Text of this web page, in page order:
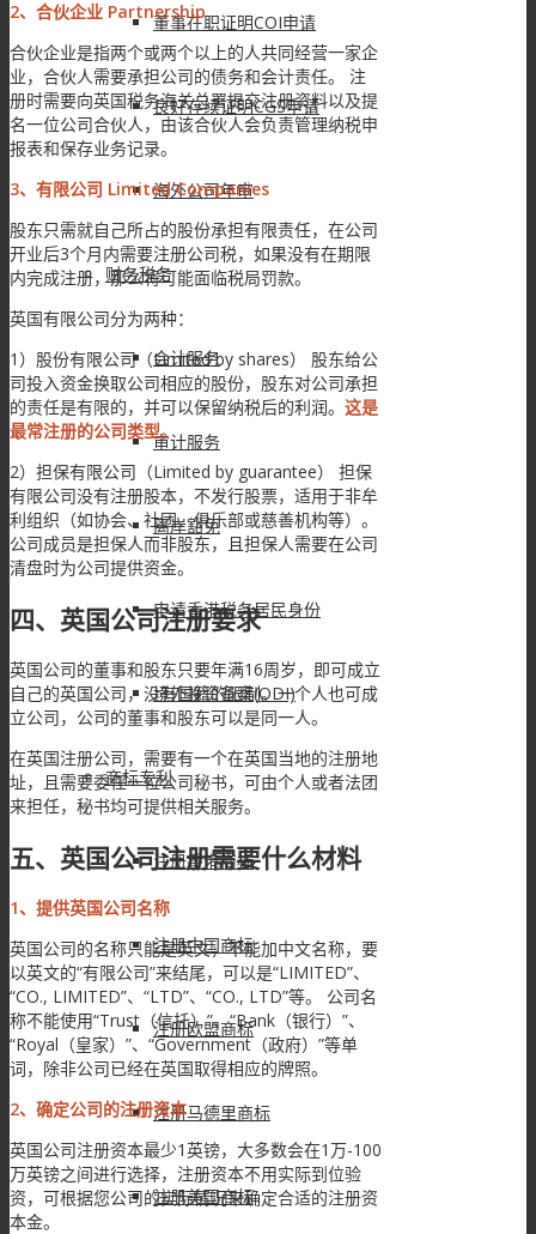
董事在职证明COI申请
良好存续证明CGS申请
海外公司年审
财务税务
会计服务
审计服务
离岸豁免
申请香港税务居民身份
境外投资备案(ODI)
商标专利
注册香港商标
注册中国商标
注册欧盟商标
注册马德里商标
注册美国商标
2、合伙企业 Partnership
合伙企业是指两个或两个以上的人共同经营一家企
业，合伙人需要承担公司的债务和会计责任。 注
册时需要向英国税务海关总署提交注册资料以及提
名一位公司合伙人，由该合伙人会负责管理纳税申
报表和保存业务记录。
3、有限公司 Limited Companies
股东只需就自己所占的股份承担有限责任，在公司
开业后3个月内需要注册公司税，如果没有在期限
内完成注册，那么将可能面临税局罚款。
英国有限公司分为两种：
1）股份有限公司（Limited by shares） 股东给公
司投入资金换取公司相应的股份，股东对公司承担
的责任是有限的，并可以保留纳税后的利润。 这是
最常注册的公司类型。
2）担保有限公司（Limited by guarantee） 担保
有限公司没有注册股本，不发行股票，适用于非牟
利组织（如协会、社团、俱乐部或慈善机构等）。
公司成员是担保人而非股东，且担保人需要在公司
清盘时为公司提供资金。
四、英国公司注册要求
英国公司的董事和股东只要年满16周岁，即可成立
自己的英国公司，没有国籍的限制。一个人也可成
立公司，公司的董事和股东可以是同一人。
在英国注册公司，需要有一个在英国当地的注册地
址，且需要委任一位公司秘书，可由个人或者法团
来担任，秘书均可提供相关服务。
五、英国公司注册需要什么材料
1、提供英国公司名称
英国公司的名称只能是英文，不能加中文名称，要
以英文的“有限公司”来结尾，可以是“LIMITED”、
“CO., LIMITED”、“LTD”、“CO., LTD”等。 公司名
称不能使用“Trust（信托）”、“Bank（银行）”、
“Royal（皇家）”、“Government（政府）”等单
词，除非公司已经在英国取得相应的牌照。
2、确定公司的注册资本
英国公司注册资本最少1英镑，大多数会在1万-100
万英镑之间进行选择，注册资本不用实际到位验
资，可根据您公司的实际情况来确定合适的注册资
本金。